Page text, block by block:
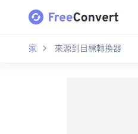
家 來源到目標轉換器